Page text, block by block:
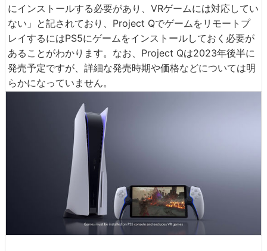
にインストールする必要があり、VRゲームには対応してい
ない」と記されており、Project Qでゲームをリモートプ
レイするにはPS5にゲームをインストールしておく必要が
あることがわかります。なお、Project Qは2023年後半に
発売予定ですが、詳細な発売時期や価格などについては明
らかになっていません。